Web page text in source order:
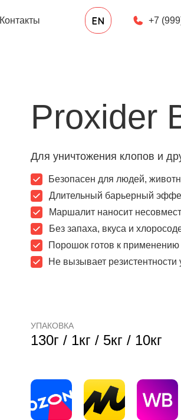
+7
Контакты
Для уничтожения клопов и
Proxider
Не вызывает резистентности
Безопасен для людей,
Порошок готов к применению
130г / 1кг / 5кг / 10кг
УПАКОВКА
Длительный барьерный
Маршалит наносит
Без запаха, вкуса и